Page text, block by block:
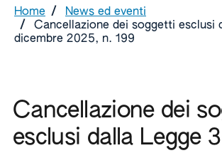
Home /
News ed eventi
/
Cancellazione dei soggetti esclusi
dicembre 2025, n. 199
Cancellazione dei
esclusi dalla Legge